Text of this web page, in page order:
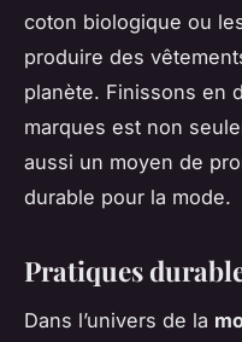
coton biologique ou
produire des
planète. Finissons en
marques est non
aussi un moyen de
durable pour la mode.
Pratiques
Dans l’univers de la